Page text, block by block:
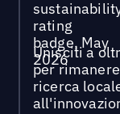
Unisciti a
per
ricerca